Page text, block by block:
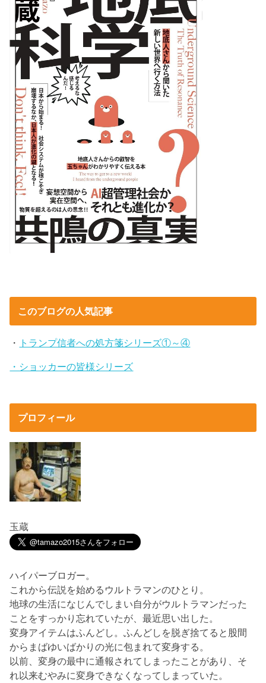
このブログの人気記事
・ トランプ信者への処方箋シリーズ①～④
・ショッカーの皆様シリーズ
プロフィール
玉蔵
ハイパーブロガー。
これから伝説を始めるウルトラマンのひとり。
地球の生活になじんでしまい自分がウルトラマンだった
ことをすっかり忘れていたが、最近思い出した。
変身アイテムはふんどし。ふんどしを脱ぎ捨てると股間
からまばゆいばかりの光に包まれて変身する。
以前、変身の最中に通報されてしまったことがあり、そ
れ以来むやみに変身できなくなってしまっていた。